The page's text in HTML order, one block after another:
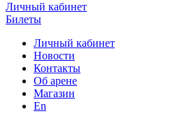
Личный кабинет
Билеты
Личный кабинет
Новости
Контакты
Об арене
Магазин
En